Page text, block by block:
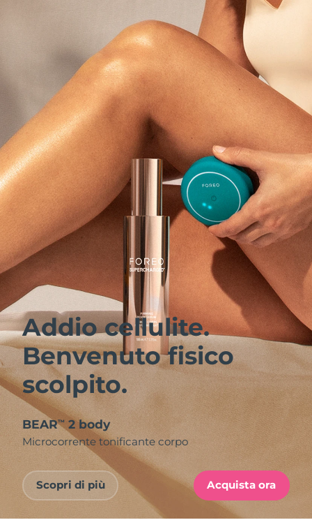
Addio cellulite.
Benvenuto fisico
scolpito.
BEAR™ 2 body
Microcorrente tonificante corpo
Scopri di più Acquista ora